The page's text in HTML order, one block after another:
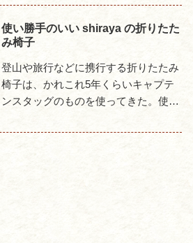
も持ち歩けるし、良いものを入手した
と思ったのも束の間、これが面...
使い勝手のいい shiraya の折りたた
み椅子
登山や旅行などに携行する折りたたみ
椅子は、かれこれ5年くらいキャプテ
ンスタッグのものを使ってきた。使用
には足が刺さりやすかったり、長時間
座ると尻が痛くなったりと、不満...